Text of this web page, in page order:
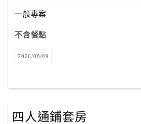
一般專案
不含餐點
2026/08/09
四人通鋪套房